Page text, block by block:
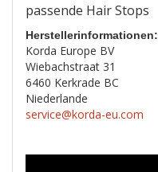
passende Hair Stops
Herstellerinformationen:
Korda Europe BV
Wiebachstraat 31
6460 Kerkrade BC
Niederlande
service@korda-eu.com